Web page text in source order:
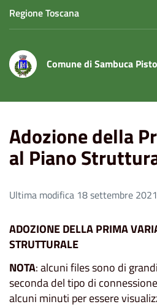
Regione Toscana
Comune di Sambuca
Adozione della
al Piano
Ultima modifica 18 settembre 2021
ADOZIONE DELLA PRIMA
STRUTTURALE
NOTA: alcuni files sono di
seconda del tipo di
alcuni minuti per essere